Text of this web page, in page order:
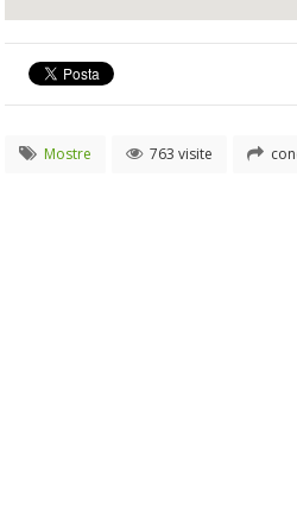
Mostre 763 visite